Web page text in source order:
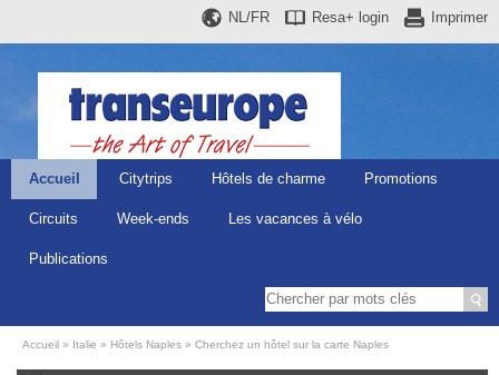
Imprimer
Resa+ login
NL/FR
Accueil Citytrips Hôtels de charme Promotions
Circuits Week-ends Les vacances à vélo
Publications
Accueil Italie Hôtels Naples Cherchez un hôtel sur la carte Naples